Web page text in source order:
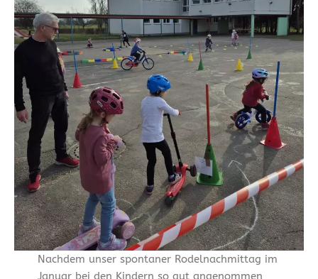
Nachdem unser spontaner Rodelnachmittag im
Januar bei den Kindern so gut angenommen